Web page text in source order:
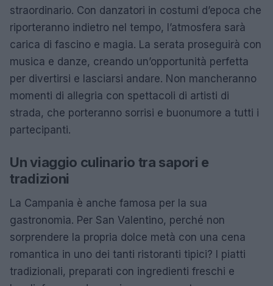
straordinario. Con danzatori in costumi d’epoca che
riporteranno indietro nel tempo, l’atmosfera sarà
carica di fascino e magia. La serata proseguirà con
musica e danze, creando un’opportunità perfetta
per divertirsi e lasciarsi andare. Non mancheranno
momenti di allegria con spettacoli di artisti di
strada, che porteranno sorrisi e buonumore a tutti i
partecipanti.
Un viaggio culinario tra sapori e
tradizioni
La Campania è anche famosa per la sua
gastronomia. Per San Valentino, perché non
sorprendere la propria dolce metà con una cena
romantica in uno dei tanti ristoranti tipici? I piatti
tradizionali, preparati con ingredienti freschi e